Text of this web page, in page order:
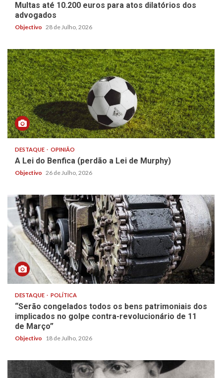
Multas até 10.200 euros para atos dilatórios dos
advogados
Objectivo 28 de Julho, 2026
DESTAQUE OPINIÃO
A Lei do Benfica (perdão a Lei de Murphy)
Objectivo 26 de Julho, 2026
DESTAQUE POLÍTICA
“Serão congelados todos os bens patrimoniais dos
implicados no golpe contra-revolucionário de 11
de Março”
Objectivo 18 de Julho, 2026